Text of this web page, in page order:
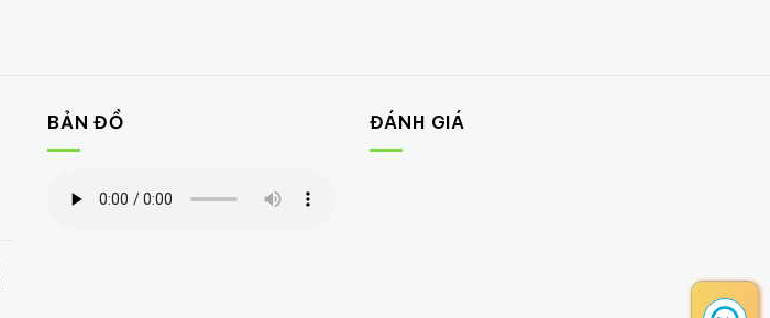
BẢN ĐỒ ĐÁNH GIÁ